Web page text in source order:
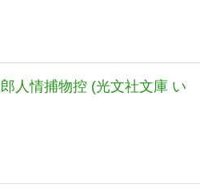
人情捕物控 (光文社文庫 い